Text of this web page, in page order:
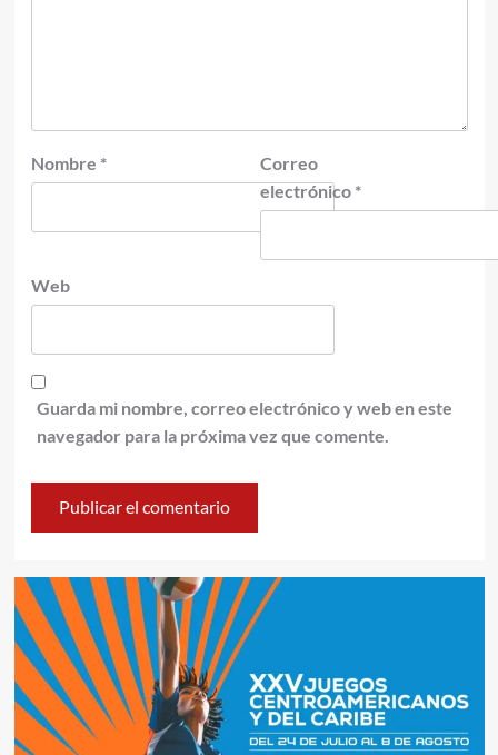
Nombre *
Correo
electrónico *
Web
Guarda mi nombre, correo electrónico y web en este
navegador para la próxima vez que comente.